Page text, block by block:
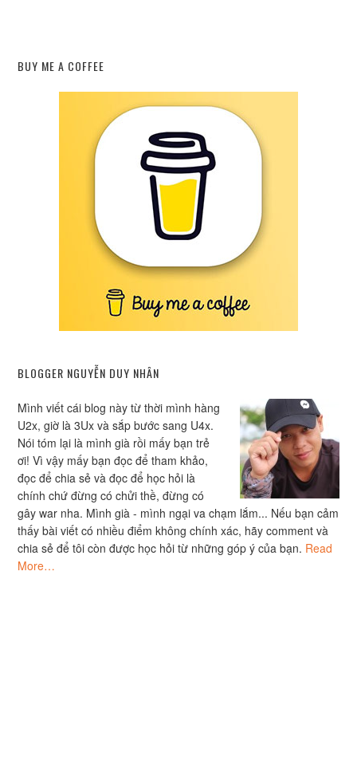
BUY ME A COFFEE
BLOGGER NGUYỄN DUY NHÂN
Mình viết cái blog này từ thời mình hàng
U2x, giờ là 3Ux và sắp bước sang U4x.
Nói tóm lại là mình già rồi mấy bạn trẻ
ơi! Vì vậy mấy bạn đọc để tham khảo,
đọc để chia sẻ và đọc để học hỏi là
chính chứ đừng có chửi thề, đừng có
gây war nha. Mình già - mình ngại va chạm lắm... Nếu bạn cảm
thấy bài viết có nhiều điểm không chính xác, hãy comment và
chia sẻ để tôi còn được học hỏi từ những góp ý của bạn. Read
More…